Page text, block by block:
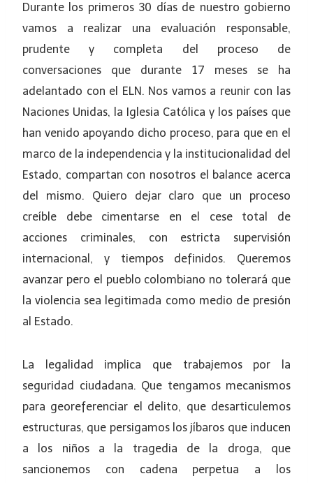
Durante los primeros 30 días de nuestro gobierno
vamos a realizar una evaluación responsable,
prudente y completa del proceso de
conversaciones que durante 17 meses se ha
adelantado con el ELN. Nos vamos a reunir con las
Naciones Unidas, la Iglesia Católica y los países que
han venido apoyando dicho proceso, para que en el
marco de la independencia y la institucionalidad del
Estado, compartan con nosotros el balance acerca
del mismo. Quiero dejar claro que un proceso
creíble debe cimentarse en el cese total de
acciones criminales, con estricta supervisión
internacional, y tiempos definidos. Queremos
avanzar pero el pueblo colombiano no tolerará que
la violencia sea legitimada como medio de presión
al Estado.
La legalidad implica que trabajemos por la
seguridad ciudadana. Que tengamos mecanismos
para georeferenciar el delito, que desarticulemos
estructuras, que persigamos los jíbaros que inducen
a los niños a la tragedia de la droga, que
sancionemos con cadena perpetua a los